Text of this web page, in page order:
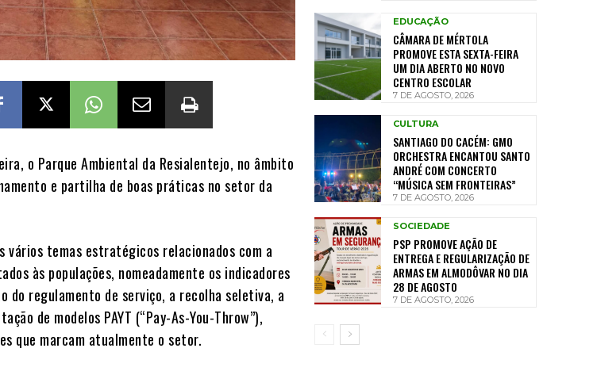
o Parque Ambiental da Resialentejo, no âmbito
e partilha de boas práticas no setor da
vários temas estratégicos relacionados com a
às populações, nomeadamente os indicadores
do regulamento de serviço, a recolha seletiva, a
de modelos PAYT (“Pay-As-You-Throw”),
que marcam atualmente o setor.
EDUCAÇÃO
CÂMARA DE MÉRTOLA
PROMOVE ESTA SEXTA-FEIRA
UM DIA ABERTO NO NOVO
CENTRO ESCOLAR
7 DE AGOSTO, 2026
CULTURA
SANTIAGO DO CACÉM: GMO
ORCHESTRA ENCANTOU SANTO
ANDRÉ COM CONCERTO
“MÚSICA SEM FRONTEIRAS”
7 DE AGOSTO, 2026
SOCIEDADE
PSP PROMOVE AÇÃO DE
ENTREGA E REGULARIZAÇÃO DE
ARMAS EM ALMODÔVAR NO DIA
28 DE AGOSTO
7 DE AGOSTO, 2026